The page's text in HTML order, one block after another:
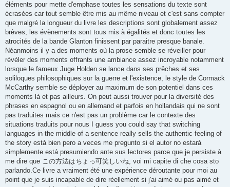
éléments pour mette d'emphase toutes les sensations du texte sont
écrasées car tout semble être mis au même niveau et c'est sans compter
que malgré la longueur du livre les descriptions sont globalement assez
brèves, les évènements sont tous mis à égalités et donc toutes les
atrocités de la bande Glanton finissent par paraitre presque banale.
Néanmoins il y a des moments où la prose semble se réveiller pour
révéler des moments offrants une ambiance assez incroyable notamment
lorsque le fameux Juge Holden se lance dans ses prêches et ses
soliloques philosophiques sur la guerre et l'existence, le style de Cormack
McCarthy semble se déployer au maximum de son potentiel dans ces
moments là et pas ailleurs. On peut aussi trouver pour la diversité des
phrases en espagnol ou en allemand et parfois en hollandais qui ne sont
pas traduites mais ce n'est pas un problème car le contexte des
situations traduits pour nous I guess you could say that switching
languages in the middle of a sentence really sells the authentic feeling of
the story está bien pero a veces me pregunto si el autor no estará
simplemente está presumiendo ante sus lectores parce que je persiste à
me dire que この方法はちょっ可笑しいね, voi mi capite di che cosa sto
parlando.Ce livre a vraiment été une expérience déroutante pour moi au
point que je suis incapable de dire réellement si j'ai aimé ou pas aimé et